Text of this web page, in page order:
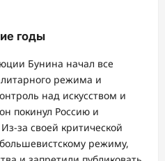
годы
Бунина начал все
режима и
над искусством и
покинул Россию и
за своей критической
режиму,